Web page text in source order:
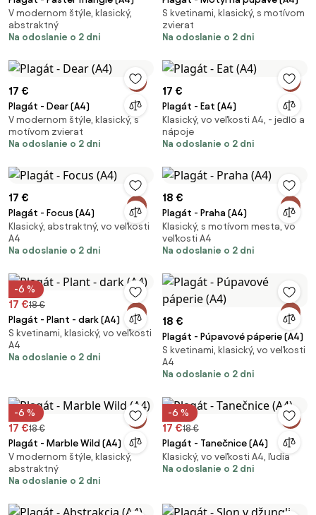
V modernom štýle, klasický,
abstraktný
Na odoslanie o 2 dni
S kvetinami, klasický, s motívom
zvierat
Na odoslanie o 2 dni
17 €
Plagát - Dear (A4)
V modernom štýle, klasický, s
motívom zvierat
Na odoslanie o 2 dni
17 €
Plagát - Eat (A4)
Klasický, vo veľkosti A4, - jedlo a
nápoje
Na odoslanie o 2 dni
17 €
Plagát - Focus (A4)
Klasický, abstraktný, vo veľkosti
A4
Na odoslanie o 2 dni
18 €
Plagát - Praha (A4)
Klasický, s motívom mesta, vo
veľkosti A4
Na odoslanie o 2 dni
-6 %
17 €18 €
Plagát - Plant - dark (A4)
S kvetinami, klasický, vo veľkosti
A4
Na odoslanie o 2 dni
18 €
Plagát - Púpavové páperie (A4)
S kvetinami, klasický, vo veľkosti
A4
Na odoslanie o 2 dni
-6 %
17 €18 €
Plagát - Marble Wild (A4)
V modernom štýle, klasický,
abstraktný
Na odoslanie o 2 dni
-6 %
17 €18 €
Plagát - Tanečnice (A4)
Klasický, vo veľkosti A4, ľudia
Na odoslanie o 2 dni